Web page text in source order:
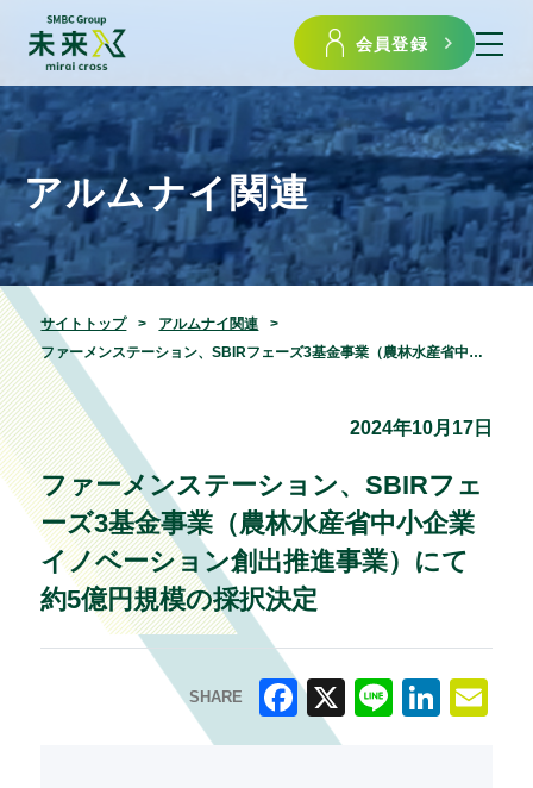
会員登録
アルムナイ関連
サイトトップ
アルムナイ関連
ファーメンステーション、SBIRフェーズ3基金事業（農林水産省中小企業イノベーション創出推進事業）にて約5億円規模の採択決定
2024年10月17日
ファーメンステーション、SBIRフェ
ーズ3基金事業（農林水産省中小企業
イノベーション創出推進事業）にて
約5億円規模の採択決定
SHARE
F X